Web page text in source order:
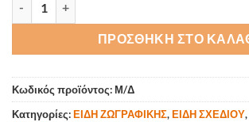
ΠΡΟΣΘΉΚΗ ΣΤΟ
Κωδικός προϊόντος:Μ/Δ
Κατηγορίες:ΕΙΔΗ ΖΩΓΡΑΦΙΚΗΣ,ΕΙΔΗ ΣΧΕΔΙΟΥ,